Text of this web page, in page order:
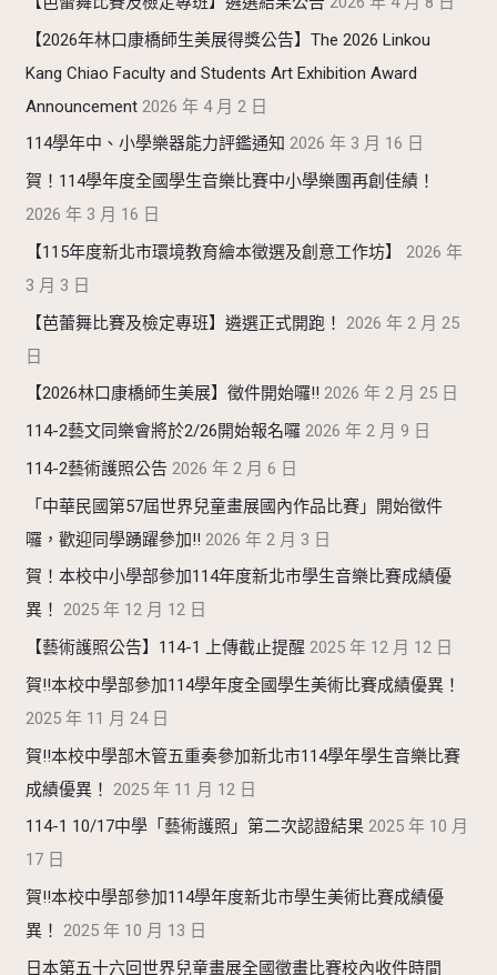
【2026年林口康橋師生美展得獎公告】The 2026 Linkou
Kang Chiao Faculty and Students Art Exhibition Award
Announcement 2026 年 4 月 2 日
114學年中、小學樂器能力評鑑通知 2026 年 3 月 16 日
賀！114學年度全國學生音樂比賽中小學樂團再創佳績！
2026 年 3 月 16 日
【115年度新北市環境教育繪本徵選及創意工作坊】
2026 年
3 月 3 日
【芭蕾舞比賽及檢定專班】遴選正式開跑！ 2026 年 2 月 25
日
【2026林口康橋師生美展】徵件開始囉!! 2026 年 2 月 25 日
114-2藝文同樂會將於2/26開始報名囉 2026 年 2 月 9 日
114-2藝術護照公告 2026 年 2 月 6 日
「中華民國第57屆世界兒童畫展國內作品比賽」開始徵件
囉，歡迎同學踴躍參加!! 2026 年 2 月 3 日
賀！本校中小學部參加114年度新北市學生音樂比賽成績優
異！ 2025 年 12 月 12 日
【藝術護照公告】114-1 上傳截止提醒 2025 年 12 月 12 日
賀!!本校中學部參加114學年度全國學生美術比賽成績優異！
2025 年 11 月 24 日
賀!!本校中學部木管五重奏參加新北市114學年學生音樂比賽
成績優異！ 2025 年 11 月 12 日
114-1 10/17中學「藝術護照」第二次認證結果 2025 年 10 月
17 日
賀!!本校中學部參加114學年度新北市學生美術比賽成績優
異！ 2025 年 10 月 13 日
日本第五十六回世界兒童畫展全國徵畫比賽校內收件時間